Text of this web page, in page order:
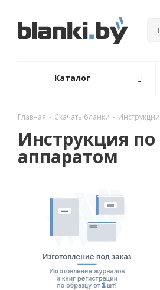
Каталог
Главная - Скачать бланки -
Инструкция
аппаратом